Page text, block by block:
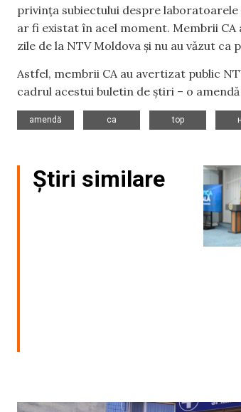
privința subiectului despre
ar fi existat în acel moment. Membrii
zile de la NTV Moldova și nu au văzut
Astfel, membrii CA au avertizat public
cadrul acestui buletin de știri – o
amendă
ca
top
Știri similare